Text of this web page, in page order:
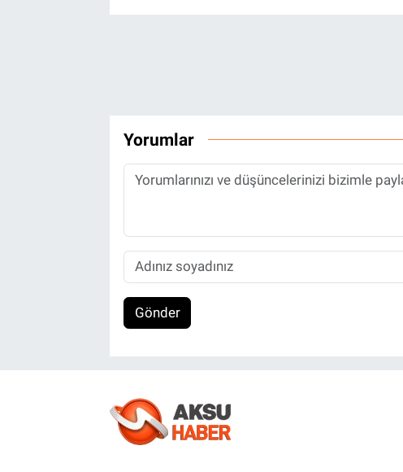
Yorumlar
Gönder